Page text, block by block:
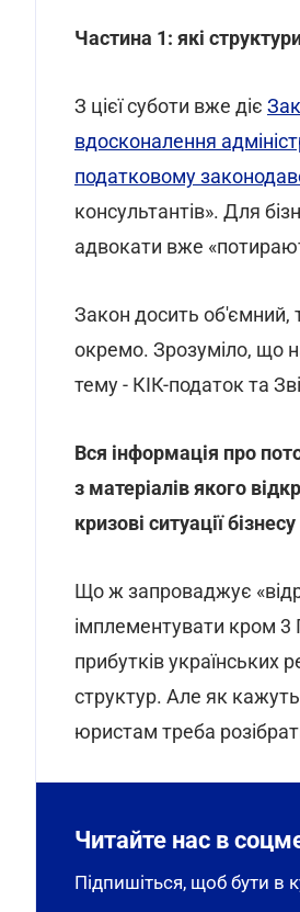
Частина 1: які
З цієї суботи вже діє
вдосконалення
податковому
консультантів». Для
адвокати вже
Закон досить об'ємний,
окремо. Зрозуміло, що
тему - КІК-податок та
Вся інформація про
з матеріалів якого
кризові ситуації
Що ж запроваджує
імплементувати кром 3
прибутків українських
структур. Але як
юристам треба
Читайте нас в
Підпишіться, щоб бути в